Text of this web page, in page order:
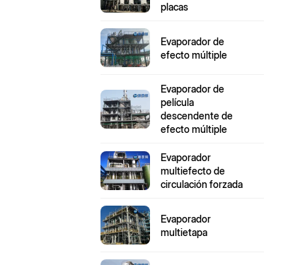
placas
Evaporador de
efecto múltiple
Evaporador de
película
descendente de
efecto múltiple
Evaporador
multiefecto de
circulación forzada
Evaporador
multietapa